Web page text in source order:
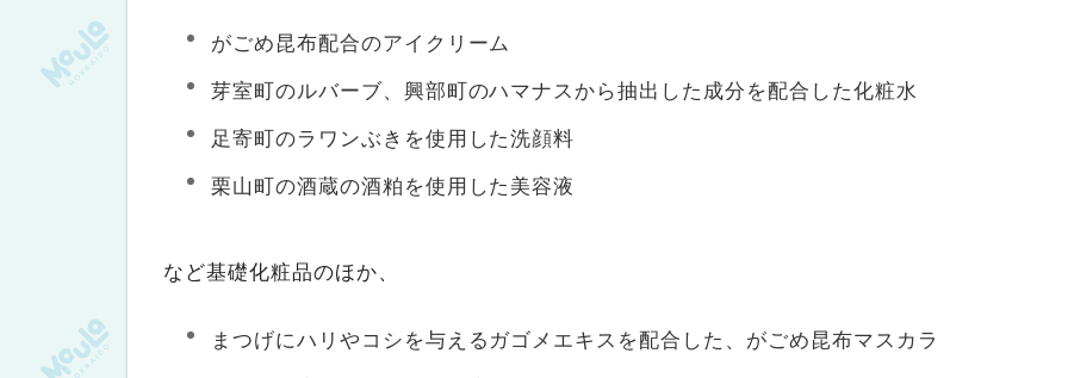
がごめ昆布配合のアイクリーム
芽室町のルバーブ、興部町のハマナスから抽出した成分を配合した化粧水
足寄町のラワンぶきを使用した洗顔料
栗山町の酒蔵の酒粕を使用した美容液
など基礎化粧品のほか、
まつげにハリやコシを与えるガゴメエキスを配合した、がごめ昆布マスカラ